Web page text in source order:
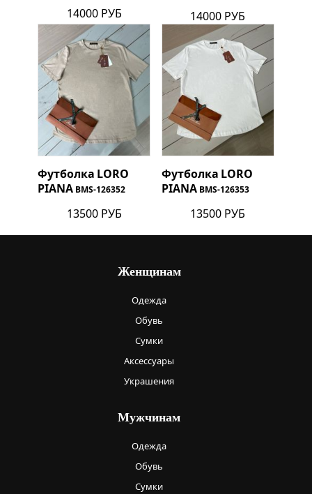
14000 РУБ 14000 РУБ
Футболка LORO
PIANA BMS-126352
13500 РУБ
Футболка LORO
PIANA BMS-126353
13500 РУБ
Женщинам
Одежда
Обувь
Сумки
Аксессуары
Украшения
Мужчинам
Одежда
Обувь
Сумки